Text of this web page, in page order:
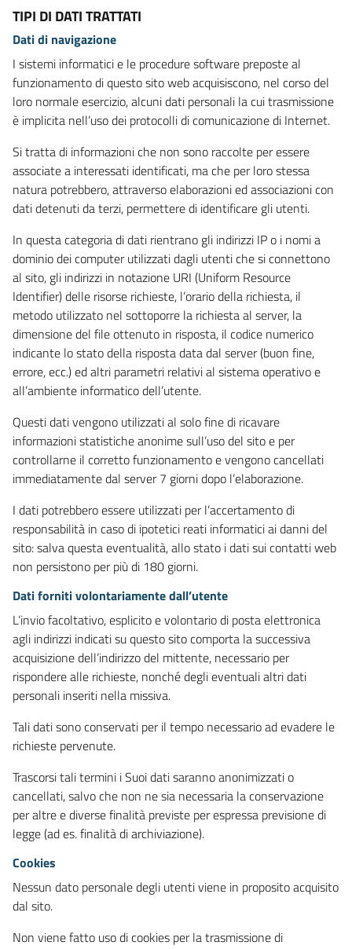
TIPI DI DATI TRATTATI
Dati di navigazione
I sistemi informatici e le procedure software preposte al
funzionamento di questo sito web acquisiscono, nel corso del
loro normale esercizio, alcuni dati personali la cui trasmissione
è implicita nell’uso dei protocolli di comunicazione di Internet.
Si tratta di informazioni che non sono raccolte per essere
associate a interessati identificati, ma che per loro stessa
natura potrebbero, attraverso elaborazioni ed associazioni con
dati detenuti da terzi, permettere di identificare gli utenti.
In questa categoria di dati rientrano gli indirizzi IP o i nomi a
dominio dei computer utilizzati dagli utenti che si connettono
al sito, gli indirizzi in notazione URI (Uniform Resource
Identifier) delle risorse richieste, l’orario della richiesta, il
metodo utilizzato nel sottoporre la richiesta al server, la
dimensione del file ottenuto in risposta, il codice numerico
indicante lo stato della risposta data dal server (buon fine,
errore, ecc.) ed altri parametri relativi al sistema operativo e
all’ambiente informatico dell’utente.
Questi dati vengono utilizzati al solo fine di ricavare
informazioni statistiche anonime sull’uso del sito e per
controllarne il corretto funzionamento e vengono cancellati
immediatamente dal server 7 giorni dopo l’elaborazione.
I dati potrebbero essere utilizzati per l’accertamento di
responsabilità in caso di ipotetici reati informatici ai danni del
sito: salva questa eventualità, allo stato i dati sui contatti web
non persistono per più di 180 giorni.
Dati forniti volontariamente dall’utente
L’invio facoltativo, esplicito e volontario di posta elettronica
agli indirizzi indicati su questo sito comporta la successiva
acquisizione dell’indirizzo del mittente, necessario per
rispondere alle richieste, nonché degli eventuali altri dati
personali inseriti nella missiva.
Tali dati sono conservati per il tempo necessario ad evadere le
richieste pervenute.
Trascorsi tali termini i Suoi dati saranno anonimizzati o
cancellati, salvo che non ne sia necessaria la conservazione
per altre e diverse finalità previste per espressa previsione di
legge (ad es. finalità di archiviazione).
Cookies
Nessun dato personale degli utenti viene in proposito acquisito
dal sito.
Non viene fatto uso di cookies per la trasmissione di